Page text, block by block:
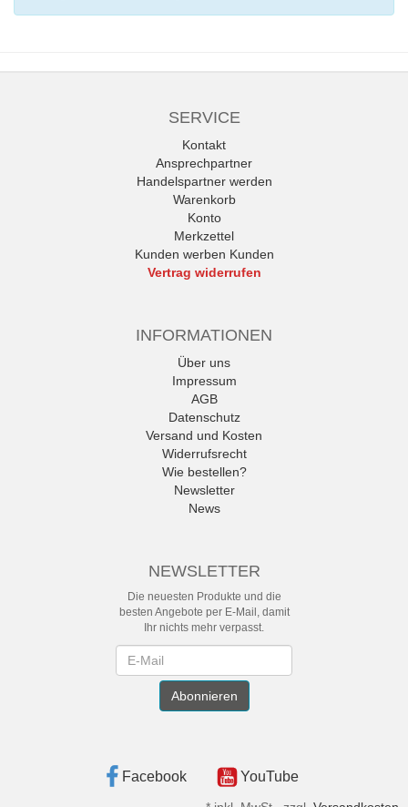
SERVICE
Kontakt
Ansprechpartner
Handelspartner werden
Warenkorb
Konto
Merkzettel
Kunden werben Kunden
Vertrag widerrufen
INFORMATIONEN
Über uns
Impressum
AGB
Datenschutz
Versand und Kosten
Widerrufsrecht
Wie bestellen?
Newsletter
News
NEWSLETTER
Die neuesten Produkte und die
besten Angebote per E-Mail, damit
Ihr nichts mehr verpasst.
Abonnieren
Facebook YouTube